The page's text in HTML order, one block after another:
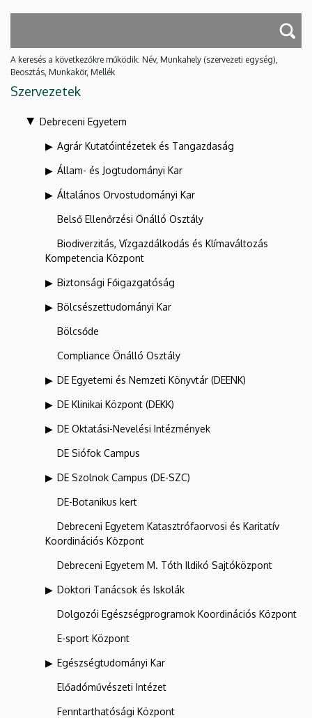
A keresés a következőkre működik: Név, Munkahely (szervezeti egység),
Beosztás, Munkakör, Mellék
Szervezetek
Debreceni Egyetem
Agrár Kutatóintézetek és Tangazdaság
Állam- és Jogtudományi Kar
Általános Orvostudományi Kar
Belső Ellenőrzési Önálló Osztály
Biodiverzitás, Vízgazdálkodás és Klímaváltozás
Kompetencia Központ
Biztonsági Főigazgatóság
Bölcsészettudományi Kar
Bölcsőde
Compliance Önálló Osztály
DE Egyetemi és Nemzeti Könyvtár (DEENK)
DE Klinikai Központ (DEKK)
DE Oktatási-Nevelési Intézmények
DE Siófok Campus
DE Szolnok Campus (DE-SZC)
DE-Botanikus kert
Debreceni Egyetem Katasztrófaorvosi és Karitatív
Koordinációs Központ
Debreceni Egyetem M. Tóth Ildikó Sajtóközpont
Doktori Tanácsok és Iskolák
Dolgozói Egészségprogramok Koordinációs Központ
E-sport Központ
Egészségtudományi Kar
Előadóművészeti Intézet
Fenntarthatósági Központ